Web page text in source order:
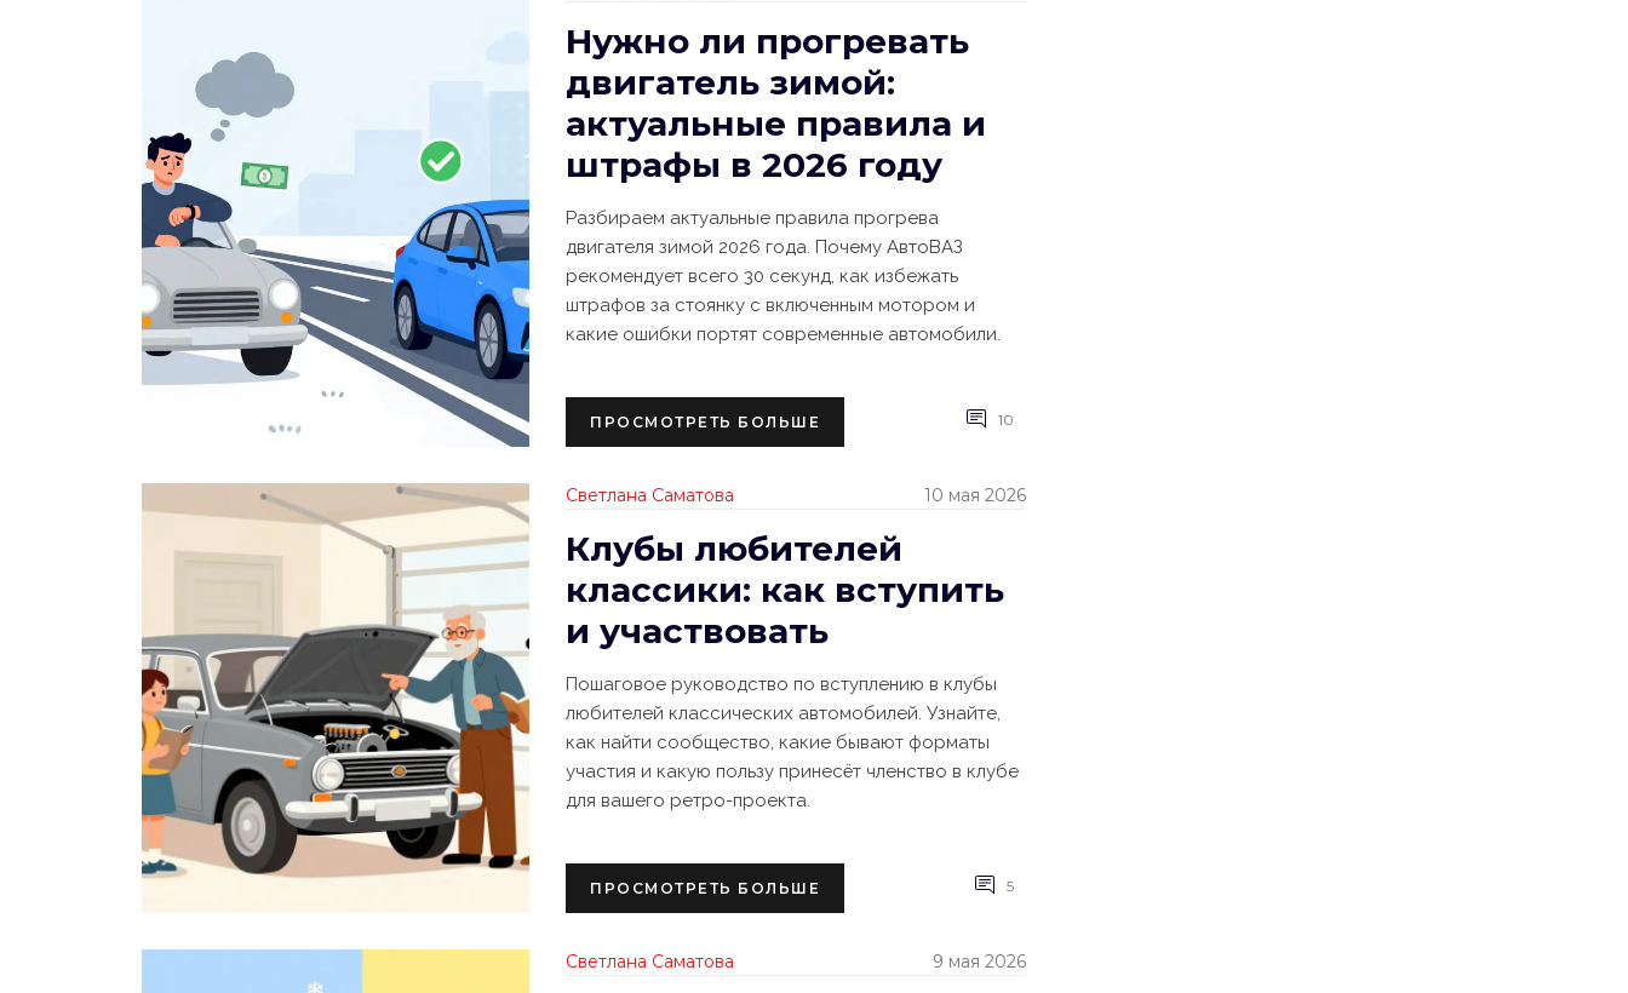
Нужно ли прогревать
двигатель зимой:
актуальные правила и
штрафы в 2026 году
Разбираем актуальные правила прогрева
двигателя зимой 2026 года. Почему АвтоВАЗ
рекомендует всего 30 секунд, как избежать
штрафов за стоянку с включенным мотором и
какие ошибки портят современные автомобили.
ПРОСМОТРЕТЬ БОЛЬШЕ 10
Светлана Саматова 10 мая 2026
Клубы любителей
классики: как вступить
и участвовать
Пошаговое руководство по вступлению в клубы
любителей классических автомобилей. Узнайте,
как найти сообщество, какие бывают форматы
участия и какую пользу принесёт членство в клубе
для вашего ретро-проекта.
ПРОСМОТРЕТЬ БОЛЬШЕ 5
Светлана Саматова 9 мая 2026